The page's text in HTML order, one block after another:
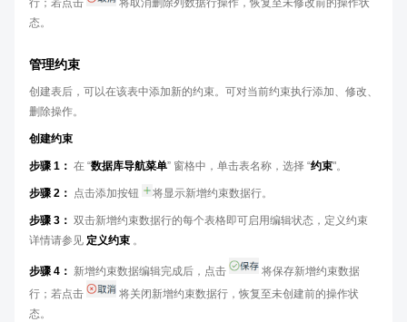
态。
管理约束
创建表后，可以在该表中添加新的约束。可对当前约束执行添加、修改、
删除操作。
创建约束
步骤 1： 在 “数据库导航菜单” 窗格中，单击表名称，选择 “约束"。
步骤 2： 点击添加按钮 将显示新增约束数据行。
步骤 3： 双击新增约束数据行的每个表格即可启用编辑状态，定义约束
详情请参见 定义约束 。
步骤 4： 新增约束数据编辑完成后，点击
将保存新增约束数据
行；若点击
将关闭新增约束数据行，恢复至未创建前的操作状
态。